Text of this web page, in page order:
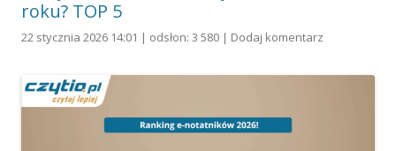
roku? TOP 5
22 stycznia 2026 14:01 | odsłon: 3 580 | Dodaj komentarz